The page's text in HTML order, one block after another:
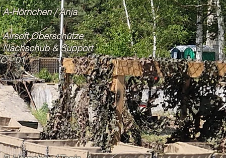
/ Anja
Oberschütze
& Support
- 01